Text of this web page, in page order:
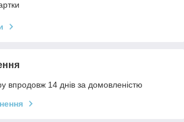
впродовж 14 днів за домовленістю